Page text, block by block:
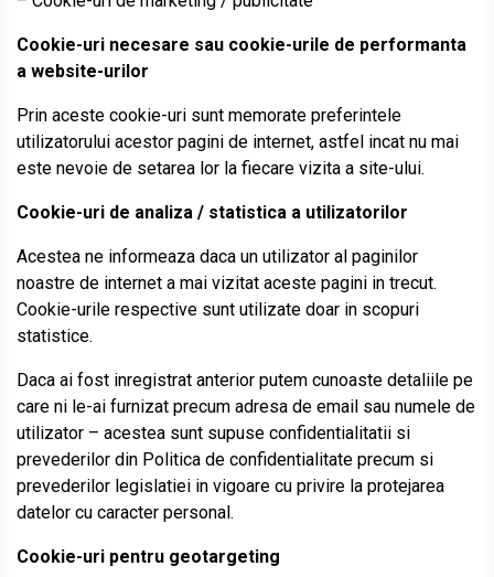
Cookie-uri necesare sau cookie-urile de performanta
a website-urilor
Prin aceste cookie-uri sunt memorate preferintele
utilizatorului acestor pagini de internet, astfel incat nu mai
este nevoie de setarea lor la fiecare vizita a site-ului.
Cookie-uri de analiza / statistica a utilizatorilor
Acestea ne informeaza daca un utilizator al paginilor
noastre de internet a mai vizitat aceste pagini in trecut.
Cookie-urile respective sunt utilizate doar in scopuri
statistice.
Daca ai fost inregistrat anterior putem cunoaste detaliile pe
care ni le-ai furnizat precum adresa de email sau numele de
utilizator – acestea sunt supuse confidentialitatii si
prevederilor din Politica de confidentialitate precum si
prevederilor legislatiei in vigoare cu privire la protejarea
datelor cu caracter personal.
Cookie-uri pentru geotargeting